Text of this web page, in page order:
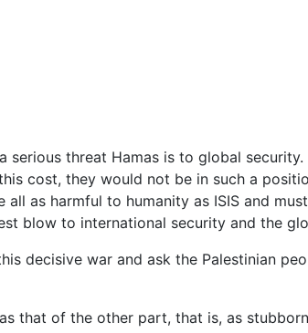
threat Hamas is to global
cost, they would not be in such a
as harmful to humanity as ISIS and
blow to international security and the
decisive war and ask the Palestinian
that of the other part, that is, as